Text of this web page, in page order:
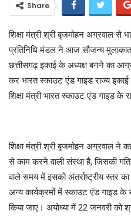
Share
शिक्षा मंत्री श्री बृजमोहन अग्रवाल
प्रतिनिधि मंडल ने आज सौजन्य
छत्तीसगढ़ इकाई के अध्यक्ष बनने का
कर भारत स्काउट एंड गाइड राज्य
शिक्षा मंत्री भारत स्काउट एंड गाइड के
शिक्षा मंत्री श्री बृजमोहन अग्रवाल ने
से काम करने वाली संस्था है, जिसकी
वाले समय में इसको अंतर्राष्ट्रीय स्तर
अन्य कार्यक्रमों में स्काउट एंड गाइड के
किया जाए। अयोध्या में 22 जनवरी को